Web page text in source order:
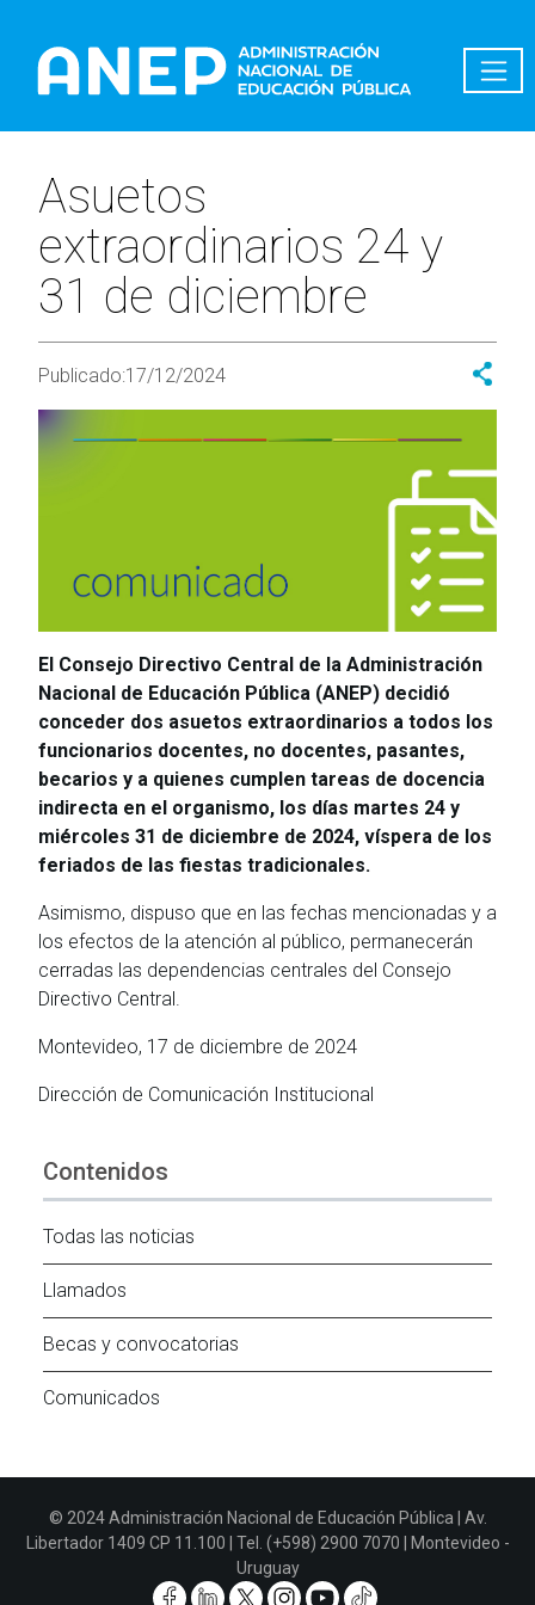
Asuetos
extraordinarios 24 y
31 de diciembre
Publicado:17/12/2024
El Consejo Directivo Central de la Administración
Nacional de Educación Pública (ANEP) decidió
conceder dos asuetos extraordinarios a todos los
funcionarios docentes, no docentes, pasantes,
becarios y a quienes cumplen tareas de docencia
indirecta en el organismo, los días martes 24 y
miércoles 31 de diciembre de 2024, víspera de los
feriados de las fiestas tradicionales.
Asimismo, dispuso que en las fechas mencionadas y a
los efectos de la atención al público, permanecerán
cerradas las dependencias centrales del Consejo
Directivo Central.
Montevideo, 17 de diciembre de 2024
Dirección de Comunicación Institucional
Contenidos
Todas las noticias
Llamados
Becas y convocatorias
Comunicados
© 2024 Administración Nacional de Educación Pública | Av.
Libertador 1409 CP 11.100 | Tel. (+598) 2900 7070 | Montevideo -
Uruguay